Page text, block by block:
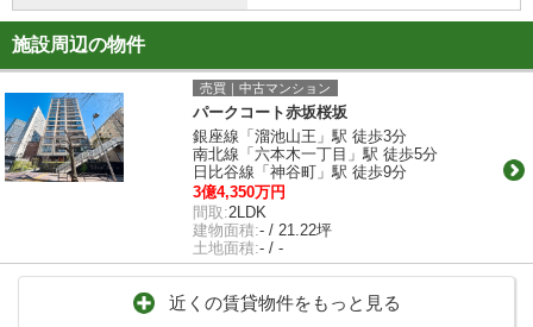
施設周辺の物件
売買｜中古マンション
パークコート赤坂桜坂
銀座線「溜池山王」駅 徒歩3分
南北線「六本木一丁目」駅 徒歩5分
日比谷線「神谷町」駅 徒歩9分
3億4,350万円
間取:2LDK
建物面積:- / 21.22坪
土地面積:- / -
近くの賃貸物件をもっと見る